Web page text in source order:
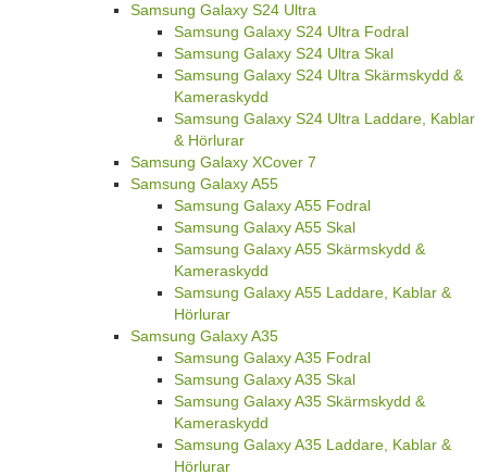
Samsung Galaxy S24 Ultra
Samsung Galaxy S24 Ultra Fodral
Samsung Galaxy S24 Ultra Skal
Samsung Galaxy S24 Ultra Skärmskydd &
Kameraskydd
Samsung Galaxy S24 Ultra Laddare, Kablar
& Hörlurar
Samsung Galaxy XCover 7
Samsung Galaxy A55
Samsung Galaxy A55 Fodral
Samsung Galaxy A55 Skal
Samsung Galaxy A55 Skärmskydd &
Kameraskydd
Samsung Galaxy A55 Laddare, Kablar &
Hörlurar
Samsung Galaxy A35
Samsung Galaxy A35 Fodral
Samsung Galaxy A35 Skal
Samsung Galaxy A35 Skärmskydd &
Kameraskydd
Samsung Galaxy A35 Laddare, Kablar &
Hörlurar